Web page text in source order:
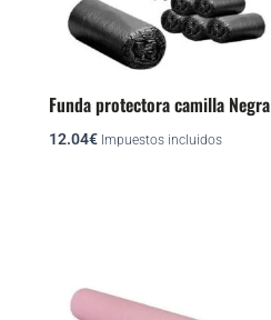
Funda protectora camilla Negra
12.04€ Impuestos incluidos